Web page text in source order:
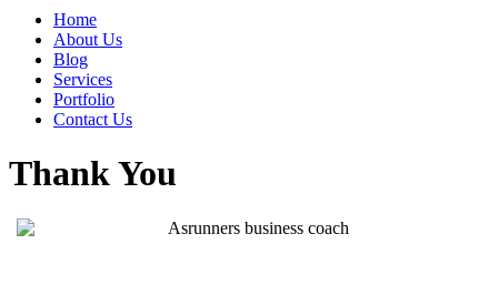
Home
About Us
Blog
Services
Portfolio
Contact Us
Thank You